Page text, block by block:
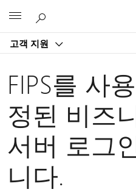
고객 지원
FIPS를 사
정된 비즈
서버 로그
니다.